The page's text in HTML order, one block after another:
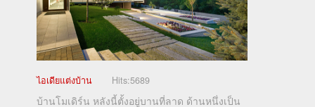
ไอเดียแต่งบ้าน Hits:5689
บ้านโมเดิร์น หลังนี้ตั้งอยู่บานที่ลาด ด้านหนึ่งเป็น